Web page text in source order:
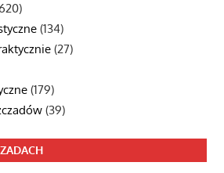
(134)
(27)
(179)
(39)